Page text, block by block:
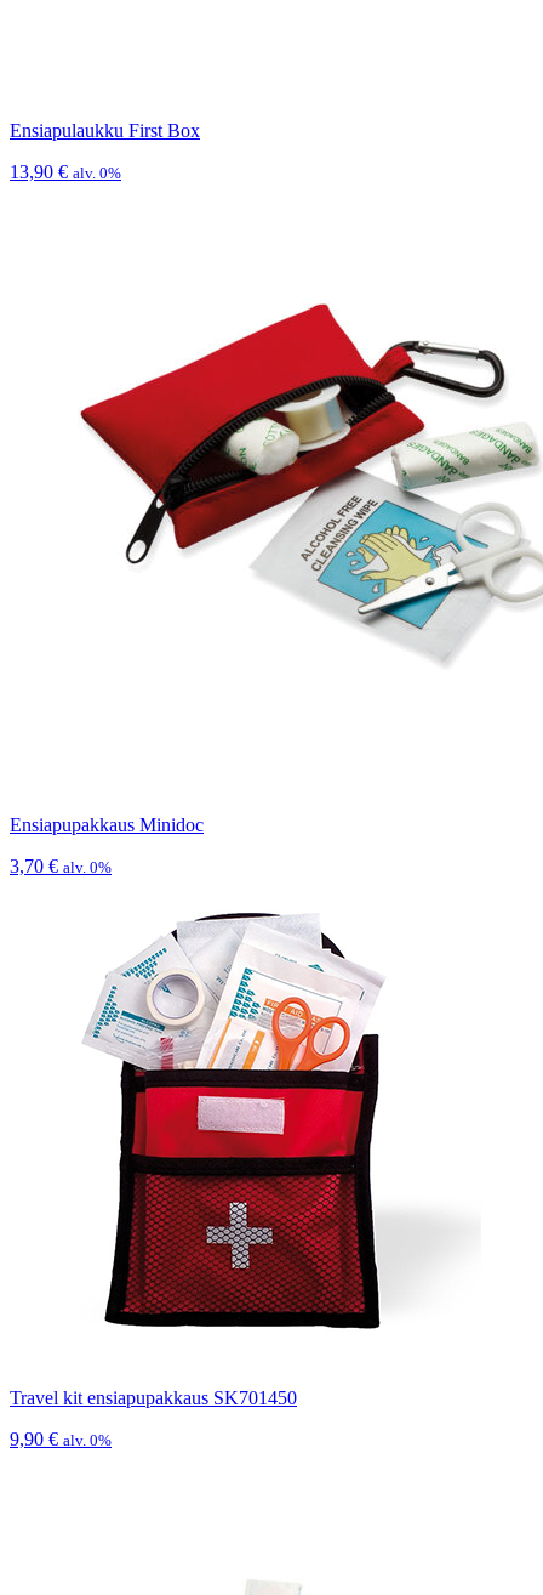
Ensiapulaukku First Box
13,90 € alv. 0%
Ensiapupakkaus Minidoc
3,70 € alv. 0%
Travel kit ensiapupakkaus SK701450
9,90 € alv. 0%